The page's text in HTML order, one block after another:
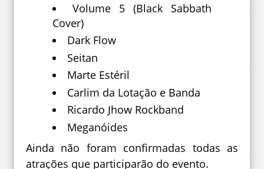
Volume 5 (Black Sabbath
Cover)
Dark Flow
Seitan
Marte Estéril
Carlim da Lotação e Banda
Ricardo Jhow Rockband
Meganóides
Ainda não foram confirmadas todas as
atrações que participarão do evento.